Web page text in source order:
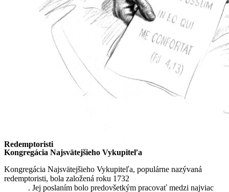
Redemptoristi
Kongregácia Najsvätejšieho Vykupiteľa
Kongregácia Najsvätejšieho Vykupiteľa, populárne nazývaná
redemptoristi, bola založená roku 1732
. Jej poslaním bolo predovšetkým pracovať medzi najviac